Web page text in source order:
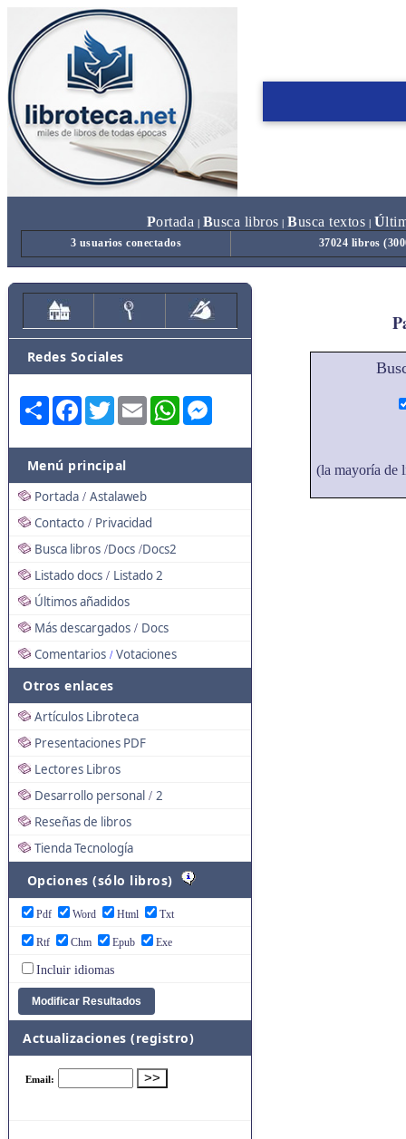
Portada Busca libros Busca textos Ú
3 usuarios conectados 37024 libros
Redes Sociales
Share FacebookTwitterEmail WhatsApp
Menú principal
Portada / Astalaweb
Contacto / Privacidad
Busca libros /Docs /Docs2
Listado docs / Listado 2
Últimos añadidos
Más descargados / Docs
Comentarios / Votaciones
Otros enlaces
Artículos Libroteca
Presentaciones PDF
Lectores Libros
Desarrollo personal / 2
Reseñas de libros
Tienda Tecnología
Opciones (sólo libros)
Pdf Word Html Txt
Rtf Chm Epub Exe
Incluir idiomas
Actualizaciones (registro)
(la mayoría de